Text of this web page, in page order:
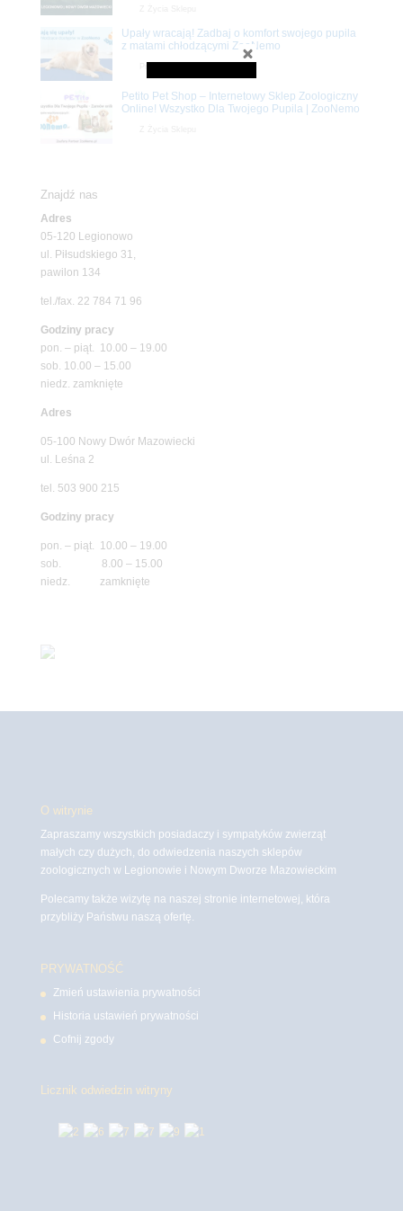
Upały wracają! Zadbaj o komfort swojego pupila
z matami chłodzącymi ZooNemo
Petito Pet Shop – Internetowy Sklep Zoologiczny
Online! Wszystko Dla Twojego Pupila | ZooNemo
Znajdź nas
Adres
05-120 Legionowo
ul. Piłsudskiego 31,
pawilon 134
tel./fax. 22 784 71 96
Godziny pracy
pon. – piąt. 10.00 – 19.00
sob. 10.00 – 15.00
niedz. zamknięte
Adres
05-100 Nowy Dwór Mazowiecki
ul. Leśna 2
tel. 503 900 215
Godziny pracy
pon. – piąt. 10.00 – 19.00
sob. 8.00 – 15.00
niedz. zamknięte
O witrynie
Zapraszamy wszystkich posiadaczy i sympatyków zwierząt
małych czy dużych, do odwiedzenia naszych sklepów
zoologicznych w Legionowie i Nowym Dworze Mazowieckim
Polecamy także wizytę na naszej stronie internetowej, która
przybliży Państwu naszą ofertę.
PRYWATNOŚĆ
Zmień ustawienia prywatności
Historia ustawień prywatności
Cofnij zgody
Licznik odwiedzin witryny